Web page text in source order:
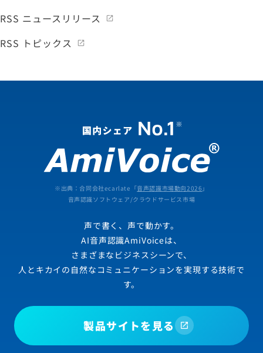
RSS ニュースリリース
RSS トピックス
※出典：合同会社ecarlate「音声認識市場動向2026 」
音声認識ソフトウェア/クラウドサービス市場
声で書く、声で動かす。
AI音声認識AmiVoiceは、
さまざまなビジネスシーンで、
人とキカイの自然なコミュニケーションを実現する技術で
す。
製品サイトを見る